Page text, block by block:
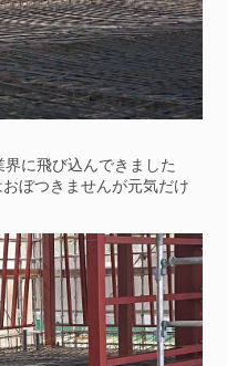
に飛び込んできました
ぼつきませんが元気だけ